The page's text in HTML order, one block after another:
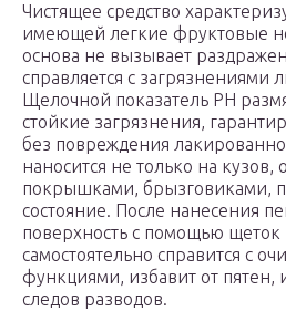
Чистящее средство
имеющей легкие фруктовые
основа не вызывает
справляется с загрязнениями
Щелочной показатель РН
стойкие загрязнения,
без повреждения
наносится не только на кузов,
покрышками, брызговиками,
состояние. После нанесения
поверхность с помощью щеток
самостоятельно справится с
функциями, избавит от пятен,
следов разводов.